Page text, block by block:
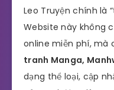
Leo Truyện chính là
Website này không
online miễn phí, mà
tranh Manga,
dạng thể loại, cập